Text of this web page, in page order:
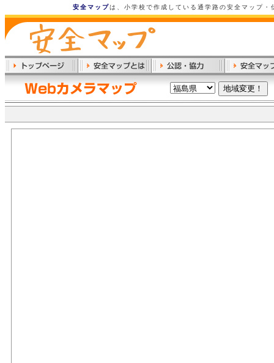
安全マップは、小学校で作成している通学路の安全マップ